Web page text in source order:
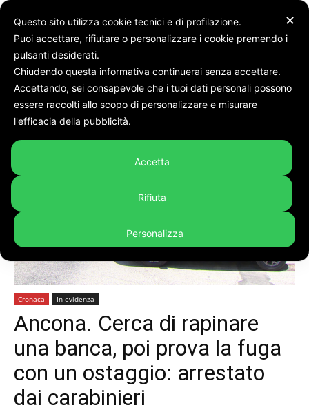
Cronaca
Cronaca In evidenza
Ancona. Cerca di rapinare
una banca, poi prova la fuga
con un ostaggio: arrestato
dai carabinieri
✕
Questo sito utilizza cookie tecnici e di profilazione.
Puoi accettare, rifiutare o personalizzare i cookie premendo i
pulsanti desiderati.
Chiudendo questa informativa continuerai senza accettare.
Accettando, sei consapevole che i tuoi dati personali possono
essere raccolti allo scopo di personalizzare e misurare
l'efficacia della pubblicità.
Accetta
Rifiuta
Personalizza